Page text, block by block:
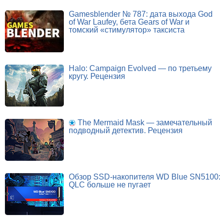
Gamesblender № 787: дата выхода God
of War Laufey, бета Gears of War и
томский «стимулятор» таксиста
Halo: Campaign Evolved — по третьему
кругу. Рецензия
The Mermaid Mask — замечательный
подводный детектив. Рецензия
Обзор SSD-накопителя WD Blue SN5100:
QLC больше не пугает